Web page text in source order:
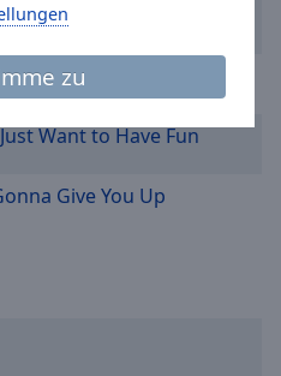
zu
Love Got To Do With It
Want to Have Fun
Give You Up